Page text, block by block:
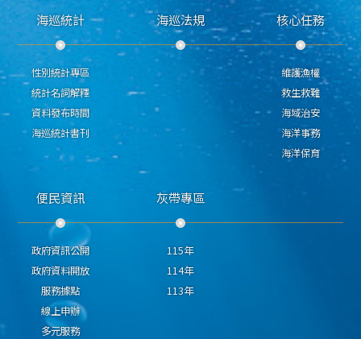
海巡統計
性別統計專區
統計名詞解釋
資料發布時間
海巡統計書刊
海巡法規 核心任務
維護漁權
救生救難
海域治安
海洋事務
海洋保育
便民資訊
政府資訊公開
政府資料開放
服務據點
線上申辦
多元服務
灰帶專區
115年
114年
113年